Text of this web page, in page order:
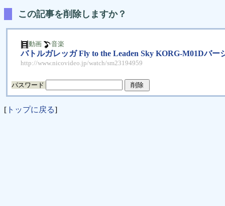
この記事を削除しますか？
動画 音楽
バトルガレッガ Fly to the Leaden Sky KORG-M01Dバー
http://www.nicovideo.jp/watch/sm23194959
パスワード
[ トップに戻る]